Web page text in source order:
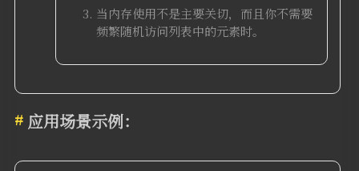
当内存使用不是主要关切，而且你不需要
频繁随机访问列表中的元素时。
应用场景示例：